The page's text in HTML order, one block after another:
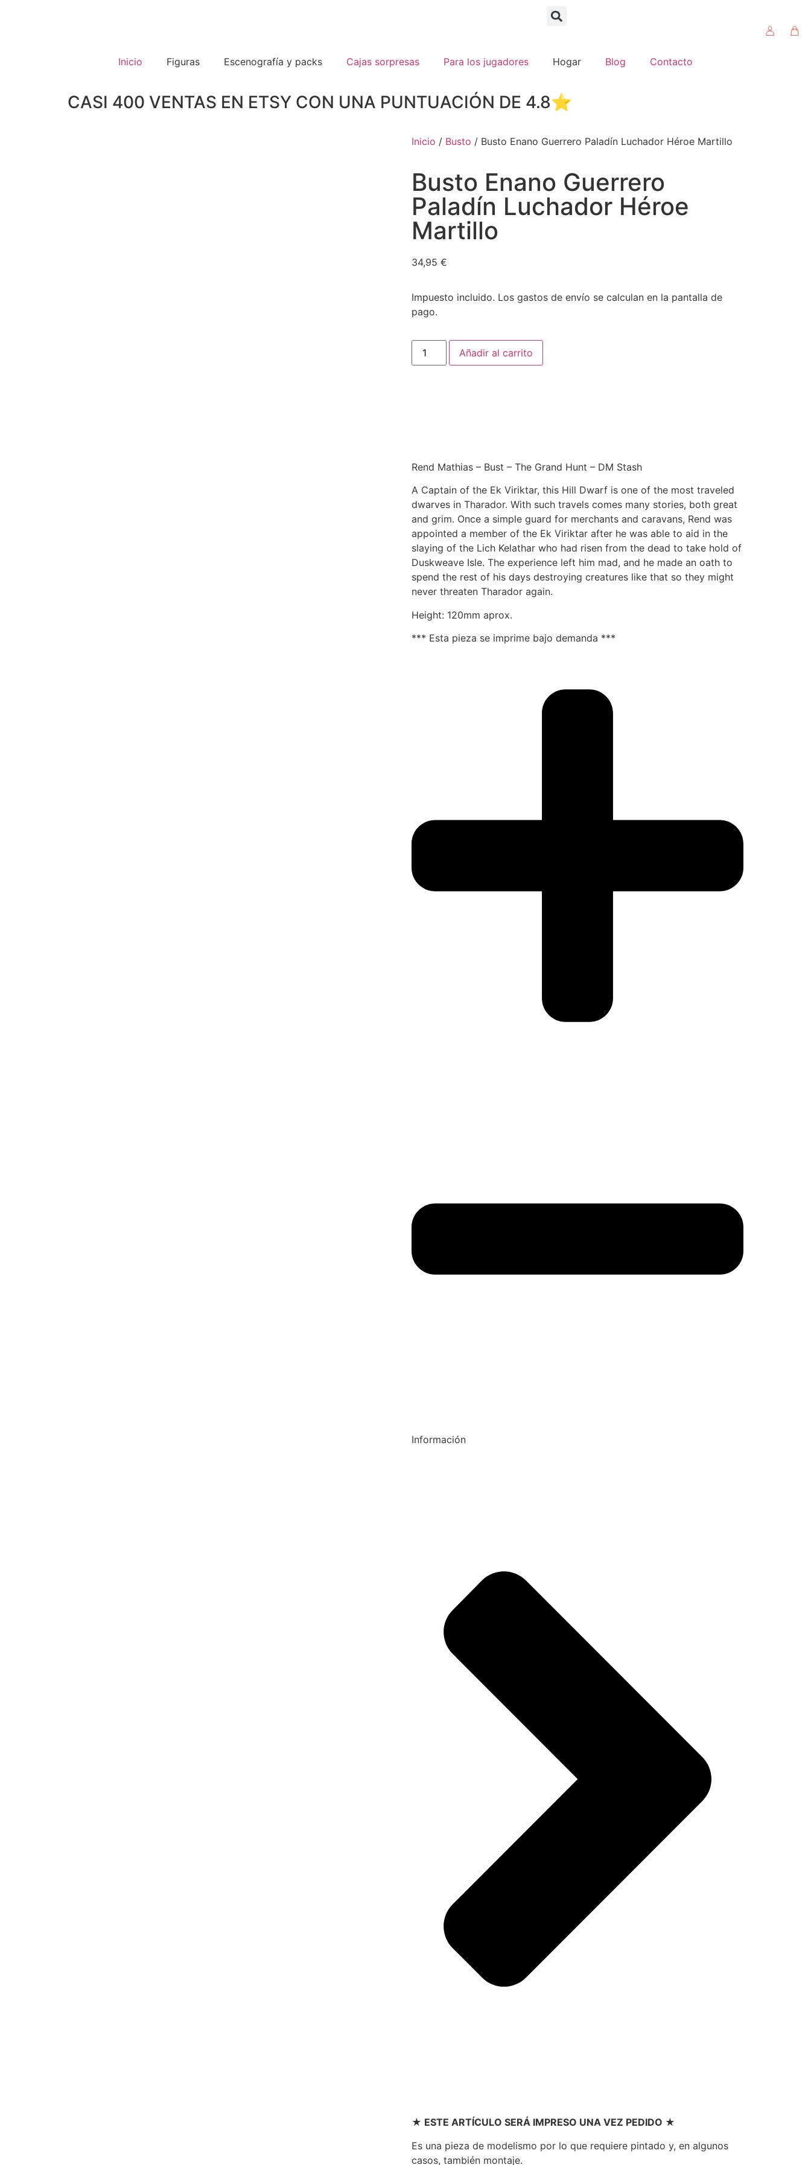
Inicio Figuras Escenografía y packs Cajas sorpresas Para los jugadores Hogar Blog Contacto
CASI 400 VENTAS EN ETSY CON UNA PUNTUACIÓN DE 4.8⭐
Inicio / Busto / Busto Enano Guerrero Paladín Luchador Héroe Martillo
Busto Enano Guerrero
Paladín Luchador Héroe
Martillo
34,95 €
Impuesto incluido. Los gastos de envío se calculan en la pantalla de
pago.
Añadir al carrito
Rend Mathias – Bust – The Grand Hunt – DM Stash
A Captain of the Ek Viriktar, this Hill Dwarf is one of the most traveled
dwarves in Tharador. With such travels comes many stories, both great
and grim. Once a simple guard for merchants and caravans, Rend was
appointed a member of the Ek Viriktar after he was able to aid in the
slaying of the Lich Kelathar who had risen from the dead to take hold of
Duskweave Isle. The experience left him mad, and he made an oath to
spend the rest of his days destroying creatures like that so they might
never threaten Tharador again.
Height: 120mm aprox.
*** Esta pieza se imprime bajo demanda ***
Información
★ ESTE ARTÍCULO SERÁ IMPRESO UNA VEZ PEDIDO ★
Es una pieza de modelismo por lo que requiere pintado y, en algunos
casos, también montaje.